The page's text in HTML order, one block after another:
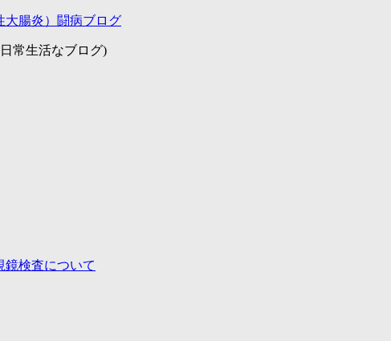
大腸炎）闘病ブログ
常生活なブログ)
鏡検査について